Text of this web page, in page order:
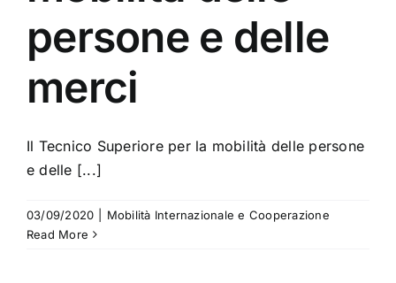
persone e delle
merci
Il Tecnico Superiore per la mobilità delle persone
e delle [...]
03/09/2020
Mobilità Internazionale e Cooperazione
Read More